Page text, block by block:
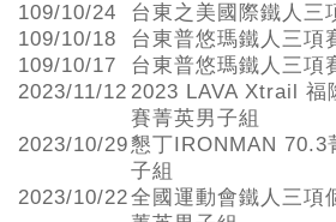
109/10/24
台東之美國際鐵人三
109/10/18
台東普悠瑪鐵人三項
109/10/17
台東普悠瑪鐵人三項
2023/11/12 2023 LAVA Xtrail 福
賽菁英男子組
2023/10/29懇丁IRONMAN 70.3
子組
2023/10/22全國運動會鐵人三項